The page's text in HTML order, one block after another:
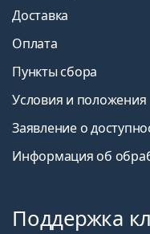
Доставка
Оплата
Пункты сбора
Условия и положения
Заявление о
Информация об
Поддержка